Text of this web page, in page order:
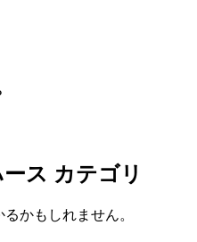
ス カテゴリ
かもしれません。